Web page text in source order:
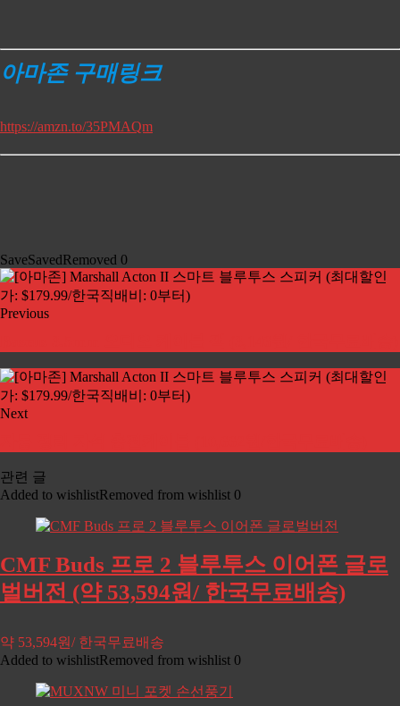
아마존 구매링크
https://amzn.to/35PMAQm
SaveSavedRemoved 0
Previous
Next
관련 글
Added to wishlistRemoved from wishlist 0
CMF Buds 프로 2 블루투스 이어폰 글로
벌버전 (약 53,594원/ 한국무료배송)
약 53,594원/ 한국무료배송
Added to wishlistRemoved from wishlist 0